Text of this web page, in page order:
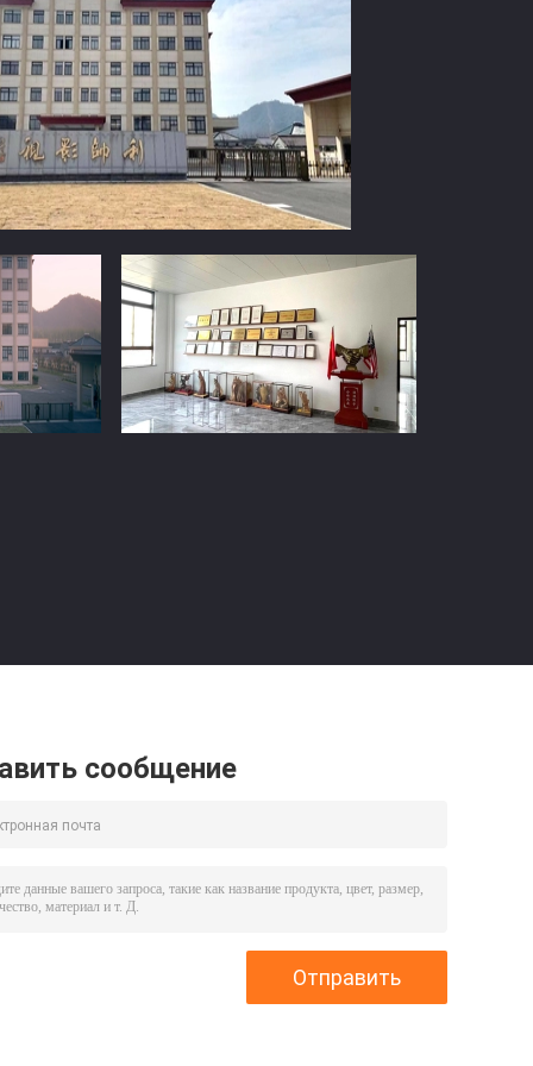
сообщение